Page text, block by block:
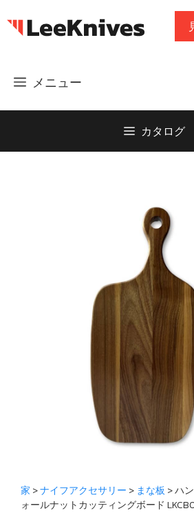
ン
ッ
メニュー
カタログ
家 >ナイフアクセサリー > まな板> ハ
ォールナットカッティングボード